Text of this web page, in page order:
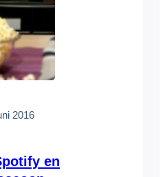
2016
en